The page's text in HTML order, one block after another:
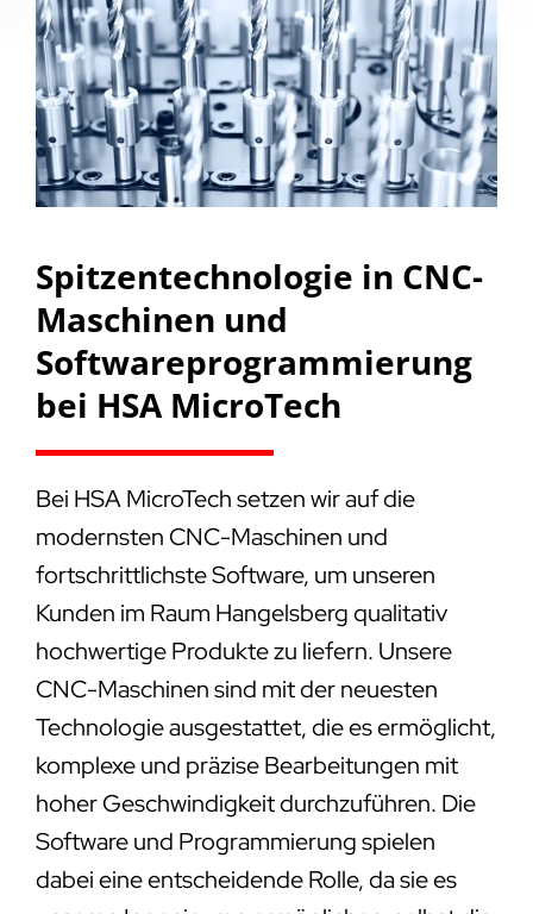
Spitzentechnologie in CNC-
Maschinen und
Softwareprogrammierung
bei HSA MicroTech
Bei HSA MicroTech setzen wir auf die
modernsten CNC-Maschinen und
fortschrittlichste Software, um unseren
Kunden im Raum Hangelsberg qualitativ
hochwertige Produkte zu liefern. Unsere
CNC-Maschinen sind mit der neuesten
Technologie ausgestattet, die es ermöglicht,
komplexe und präzise Bearbeitungen mit
hoher Geschwindigkeit durchzuführen. Die
Software und Programmierung spielen
dabei eine entscheidende Rolle, da sie es